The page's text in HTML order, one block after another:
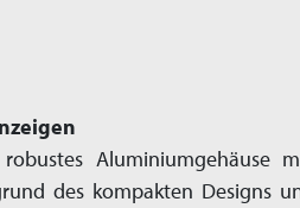
Aluminium­gehäuse
des kompakten Designs